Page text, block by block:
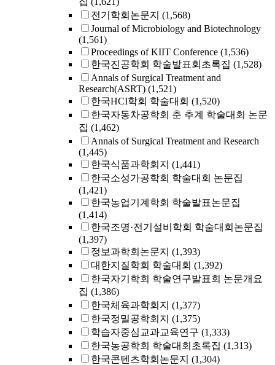
전기학회논문지 (1,568)
Journal of Microbiology and Biotechnology
(1,561)
Proceedings of KIIT Conference (1,536)
한국진공학회 학술발표회초록집 (1,528)
Annals of Surgical Treatment and
Research(ASRT) (1,521)
한국HCI학회 학술대회 (1,520)
한국자동차공학회 춘 추계 학술대회 논문
집 (1,462)
Annals of Surgical Treatment and Research
(1,445)
한국식품과학회지 (1,441)
한국소성가공학회 학술대회 논문집
(1,421)
한국농업기계학회 학술발표논문집
(1,414)
한국조명·전기설비학회 학술대회논문집
(1,397)
정보과학회논문지 (1,393)
대한지질학회 학술대회 (1,392)
한국자기학회 학술연구발표회 논문개요
집 (1,386)
한국체육과학회지 (1,377)
한국정밀공학회지 (1,375)
학습자중심교과교육연구 (1,333)
한국농공학회 학술대회초록집 (1,313)
한국콘텐츠학회논문지 (1,304)